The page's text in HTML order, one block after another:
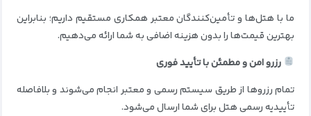
ما با هتل‌ها و تأمین‌کنندگان معتبر همکاری مستقیم داریم؛ بنابراین
بهترین قیمت‌ها را بدون هزینه اضافی به شما ارائه می‌دهیم.
رزرو امن و مطمئن با تأیید فوری
تمام رزروها از طریق سیستم رسمی و معتبر انجام می‌شوند و بلافاصله
تأییدیه رسمی هتل برای شما ارسال می‌شود.